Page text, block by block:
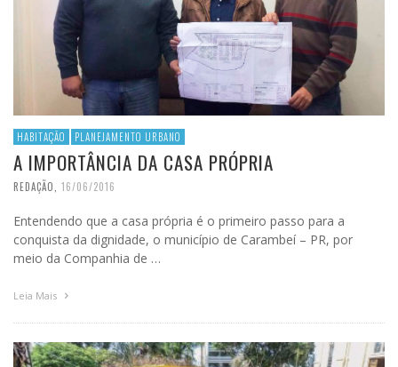
HABITAÇÃO PLANEJAMENTO URBANO
A IMPORTÂNCIA DA CASA PRÓPRIA
REDAÇÃO, 16/06/2016
Entendendo que a casa própria é o primeiro passo para a
conquista da dignidade, o município de Carambeí – PR, por
meio da Companhia de …
Leia Mais